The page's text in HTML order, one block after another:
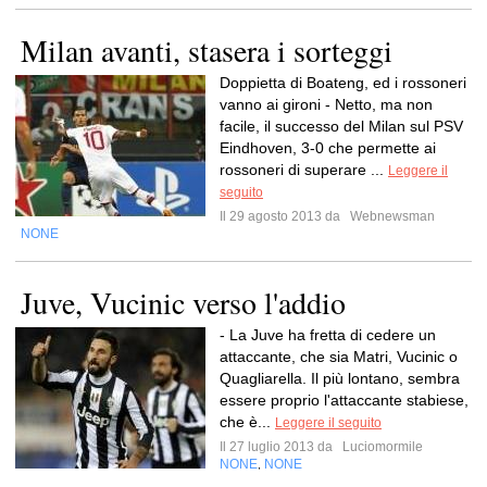
Milan avanti, stasera i sorteggi
Doppietta di Boateng, ed i rossoneri
vanno ai gironi - Netto, ma non
facile, il successo del Milan sul PSV
Eindhoven, 3-0 che permette ai
rossoneri di superare ...
Leggere il
seguito
Il 29 agosto 2013 da
Webnewsman
NONE
Juve, Vucinic verso l'addio
- La Juve ha fretta di cedere un
attaccante, che sia Matri, Vucinic o
Quagliarella. Il più lontano, sembra
essere proprio l'attaccante stabiese,
che è...
Leggere il seguito
Il 27 luglio 2013 da
Luciomormile
NONE NONE